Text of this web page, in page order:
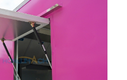
Maori
Eesti
Български
Nederlands (België)
हिन्दी